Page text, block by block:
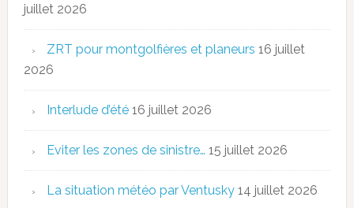
juillet 2026
ZRT pour montgolfières et planeurs 16 juillet
2026
Interlude d’été 16 juillet 2026
Eviter les zones de sinistre… 15 juillet 2026
La situation météo par Ventusky 14 juillet 2026